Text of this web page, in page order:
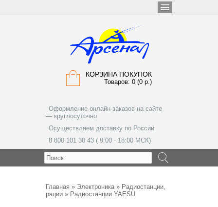
КОРЗИНА ПОКУПОК
Товаров: 0 (0 р.)
Оформление онлайн-заказов на сайте
— круглосуточно
Осуществляем доставку по России
8 800 101 30 43 ( 9:00 - 18:00 МСК)
Главная » Электроника» Радиостанции,
рации » Радиостанции YAESU